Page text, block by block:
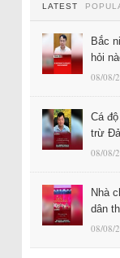
LATEST
Bắc
hỏi
08/08/
Cá
trừ
08/08/
Nhà
dân
08/08/